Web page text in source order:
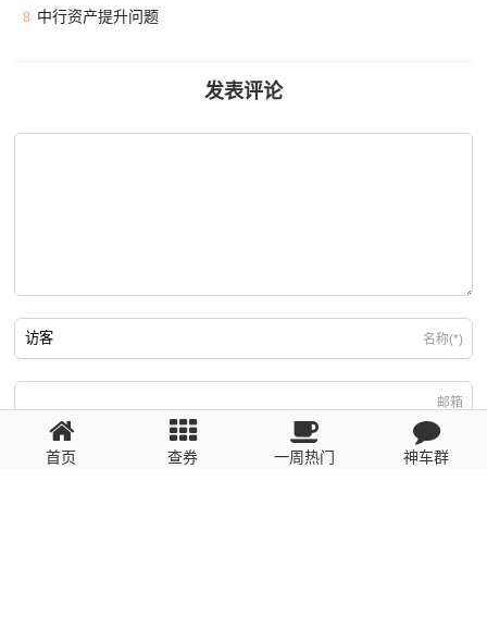
8 中行资产提升问题
发表评论
名称(*)
邮箱
回复需填写必要信息
首页 查券 一周热门 神车群